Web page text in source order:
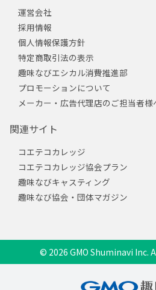
運営会社
採用情報
個人情報保護方針
特定商取引法の表示
趣味なびエシカル消費推進部
プロモーションについて
メーカー・広告代理店のご担当者様
関連サイト
コエテコカレッジ
コエテコカレッジ協会プラン
趣味なびキャスティング
趣味なび協会・団体マガジン
© 2026 GMO Shuminavi Inc.